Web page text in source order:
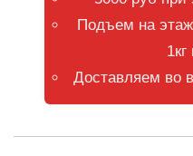
Подъем на
Доставляем во